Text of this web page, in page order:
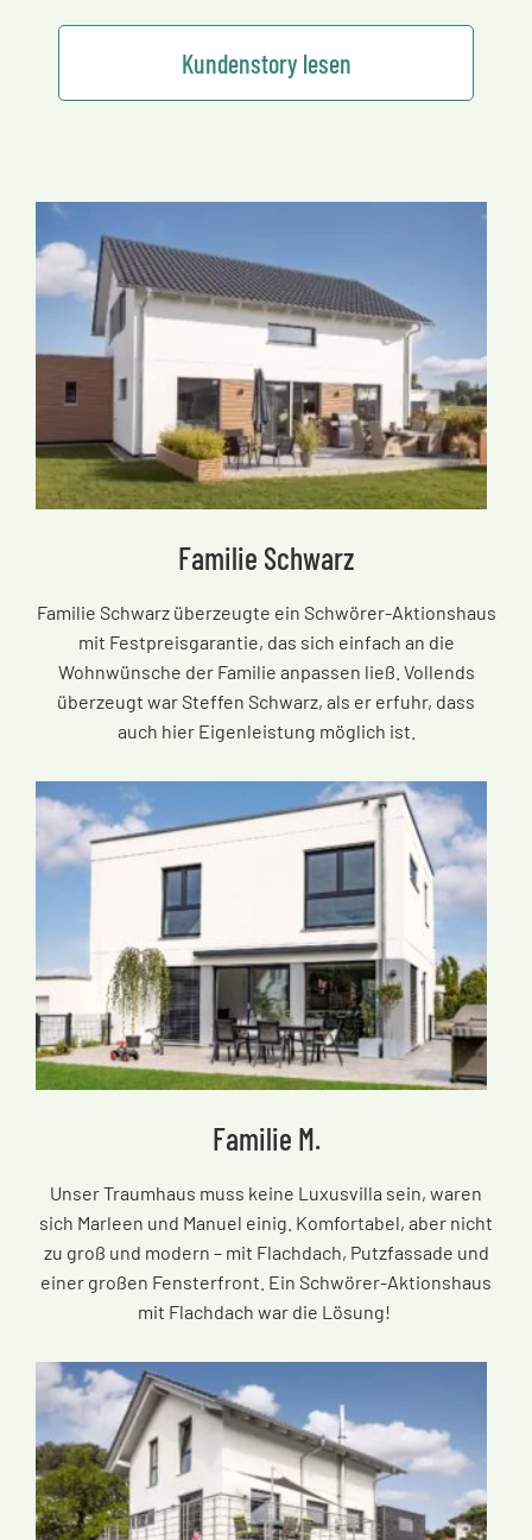
Kundenstory lesen
Familie Schwarz
Familie Schwarz überzeugte ein Schwörer-Aktionshaus
mit Festpreisgarantie, das sich einfach an die
Wohnwünsche der Familie anpassen ließ. Vollends
überzeugt war Steffen Schwarz, als er erfuhr, dass
auch hier Eigenleistung möglich ist.
Familie M.
Unser Traumhaus muss keine Luxusvilla sein, waren
sich Marleen und Manuel einig. Komfortabel, aber nicht
zu groß und modern – mit Flachdach, Putzfassade und
einer großen Fensterfront. Ein Schwörer-Aktionshaus
mit Flachdach war die Lösung!